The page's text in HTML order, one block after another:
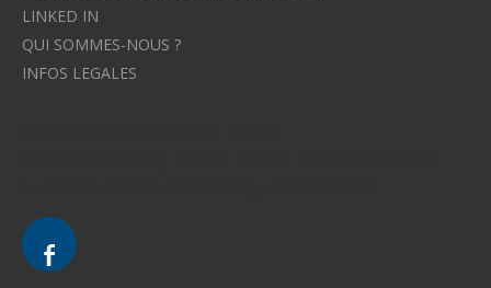
LINKED IN
QUI SOMMES-NOUS ?
INFOS LEGALES